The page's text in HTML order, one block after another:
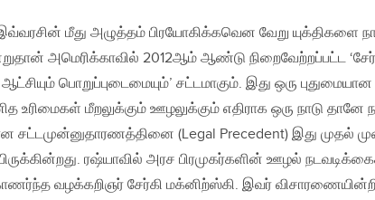
மீது அழுத்தம் பிரயோகிக்கவென வேறு யுக்திகளை
அமெரிக்காவில் 2012ஆம் ஆண்டு நிறைவேற்றப்பட்ட
பொறுப்புடைமையும்’ சட்டமாகும். இது ஒரு
உரிமைகள் மீறலுக்கும் ஊழலுக்கும் எதிராக ஒரு நாடு
சட்டமுன்னுதாரணத்தினை (Legal Precedent) இது முதல்
ரஷ்யாவில் அரச பிரமுகர்களின் ஊழல்
வழக்கறிஞர் சேர்கி மக்னிற்ஸ்கி. இவர்